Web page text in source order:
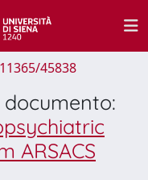
11365/45838
documento:
ARSACS